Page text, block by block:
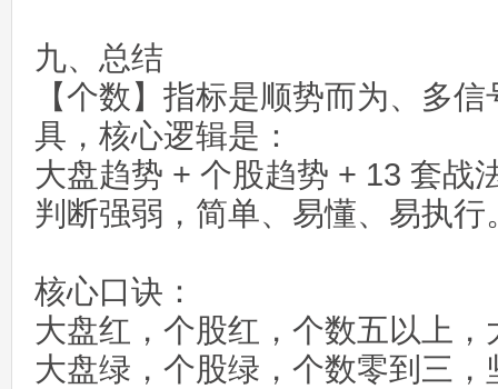
九、总结
【个数】指标是顺势而为、多
具，核心逻辑是：
大盘趋势 + 个股趋势 + 13 套战
判断强弱，简单、易懂、易执行
核心口诀：
大盘红，个股红，个数五以上，
大盘绿，个股绿，个数零到三，